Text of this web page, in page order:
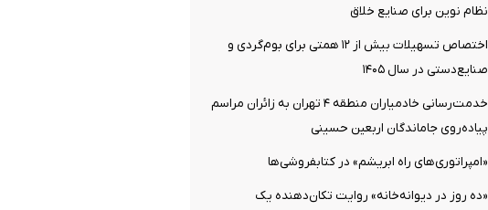
نظام نوین برای صنایع خلاق
اختصاص تسهیلات بیش از ۱۲ همتی برای بوم‌گردی و
صنایع‌دستی در سال ۱۴۰۵
خدمت‌رسانی خادمیاران منطقه ۴ تهران به زائران مراسم
پیاده‌روی جاماندگان اربعین حسینی
«امپراتوری‌های راه ابریشم» در کتابفروشی‌ها
«ده روز در دیوانه‌خانه» روایت تکان‌دهنده یک